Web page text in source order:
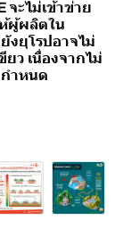
จะไม่เข้าข่าย
ผู้ผลิตใน
งยุโรปอาจไม่
ว เนื่องจากไม่
กำหนด